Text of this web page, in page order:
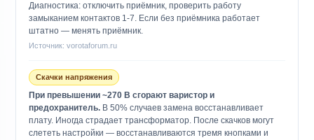
Диагностика: отключить приёмник, проверить работу
замыканием контактов 1-7. Если без приёмника работает
штатно — менять приёмник.
Источник: vorotaforum.ru
Скачки напряжения
При превышении ~270 В сгорают варистор и
предохранитель. В 50% случаев замена восстанавливает
плату. Иногда страдает трансформатор. После скачков могут
слететь настройки — восстанавливаются тремя кнопками и